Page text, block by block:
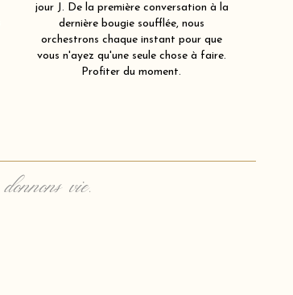
jour J. De la première conversation à la
dernière bougie soufflée, nous
orchestrons chaque instant pour que
vous n'ayez qu'une seule chose à faire.
Profiter du moment.
vie.